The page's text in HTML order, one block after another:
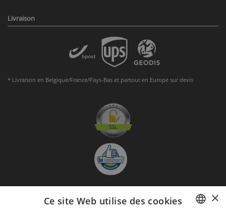
Livraison
* Livraison en Belgique/France/Pays-Bas et partout en Europe sur devis
S'abonner à la Newsletter
×
Ce site Web utilise des cookies